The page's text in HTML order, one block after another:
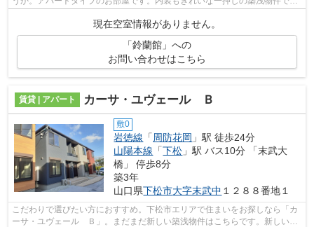
現在空室情報がありません。
「鈴蘭館」への
お問い合わせはこちら
賃貸 | アパート カーサ・ユヴェール Ｂ
敷0
岩徳線 「 周防花岡 」駅 徒歩24分
山陽本線 「下松 」駅 バス10分 「末武大
橋」 停歩8分
築3年
山口県下松市大字末武中 １２８８番地１
こだわりで選びたい方におすすめ。下松市エリアで住まいをお探しなら「カ
ーサ・ユヴェール Ｂ」。まだまだ新しい築浅物件はこちらです。新しい生